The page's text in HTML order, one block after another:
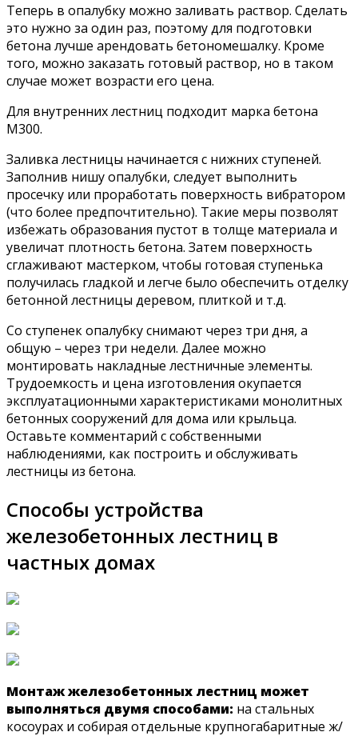
Теперь в опалубку можно заливать раствор. Сделать
это нужно за один раз, поэтому для подготовки
бетона лучше арендовать бетономешалку. Кроме
того, можно заказать готовый раствор, но в таком
случае может возрасти его цена.
Для внутренних лестниц подходит марка бетона
М300.
Заливка лестницы начинается с нижних ступеней.
Заполнив нишу опалубки, следует выполнить
просечку или проработать поверхность вибратором
(что более предпочтительно). Такие меры позволят
избежать образования пустот в толще материала и
увеличат плотность бетона. Затем поверхность
сглаживают мастерком, чтобы готовая ступенька
получилась гладкой и легче было обеспечить отделку
бетонной лестницы деревом, плиткой и т.д.
Со ступенек опалубку снимают через три дня, а
общую – через три недели. Далее можно
монтировать накладные лестничные элементы.
Трудоемкость и цена изготовления окупается
эксплуатационными характеристиками монолитных
бетонных сооружений для дома или крыльца.
Оставьте комментарий с собственными
наблюдениями, как построить и обслуживать
лестницы из бетона.
Способы устройства
железобетонных лестниц в
частных домах
Монтаж железобетонных лестниц может
выполняться двумя способами: на стальных
косоурах и собирая отдельные крупногабаритные ж/